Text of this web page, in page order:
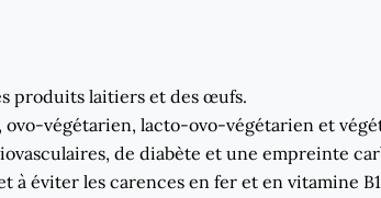
produits laitiers et des œufs.
végétarien, lacto-ovo-végétarien et
de diabète et une empreinte
éviter les carences en fer et en vitamine